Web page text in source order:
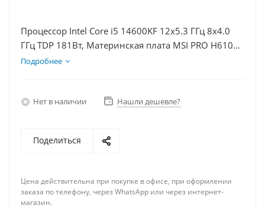
Процессор Intel Core i5 14600KF 12x5.3 ГГц 8x4.0
ГГц TDP 181Вт, Материнская плата MSI PRO H610M-
E, Видеокарта RTX 5070 12Гб, Память DDR4 32Gb,
Подробнее
Нет в наличии Нашли дешевле?
Поделиться
Цена действительна при покупке в офисе, при оформлении
заказа по телефону, через WhatsApp или через интернет-
магазин.